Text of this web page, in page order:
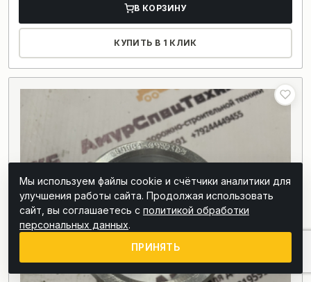
В КОРЗИНУ
КУПИТЬ В 1 КЛИК
Мы используем файлы cookie и счётчики аналитики для
улучшения работы сайта. Продолжая использовать
сайт, вы соглашаетесь с политикой обработки
персональных данных.
ПРИНЯТЬ